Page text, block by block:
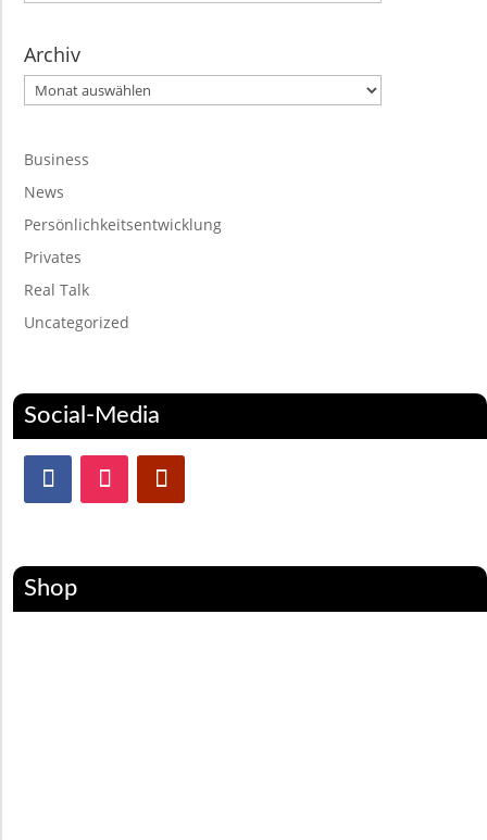
Archiv
Archiv
Business
News
Persönlichkeitsentwicklung
Privates
Real Talk
Uncategorized
Social-Media
Shop